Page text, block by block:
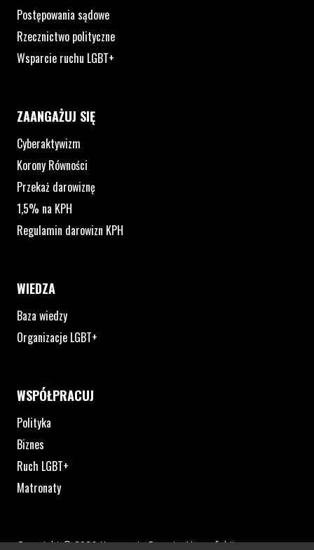
Postępowania sądowe
Rzecznictwo polityczne
Wsparcie ruchu LGBT+
ZAANGAŻUJ SIĘ
Cyberaktywizm
Korony Równości
Przekaż darowiznę
1,5% na KPH
Regulamin darowizn KPH
WIEDZA
Baza wiedzy
Organizacje LGBT+
WSPÓŁPRACUJ
Polityka
Biznes
Ruch LGBT+
Matronaty
Copyright © 2026 Kampania Przeciw Homofobii